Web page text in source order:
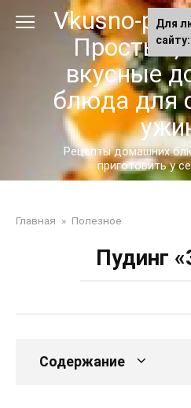
Vkusno-
Простые,
вкусные
блюда для
Рецепты домашних
приготовить у
Главная » Полезное
Пудинг
Содержание
Для